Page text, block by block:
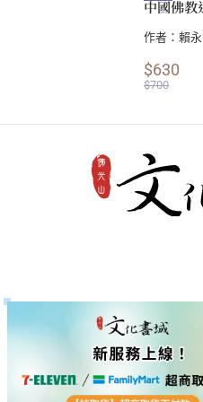
中國佛教
作者： 賴
$630
$700
客服專線：